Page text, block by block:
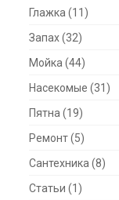
Глажка (11)
Запах(32)
Мойка (44)
Насекомые (31)
Пятна (19)
Ремонт(5)
Сантехника (8)
Статьи (1)